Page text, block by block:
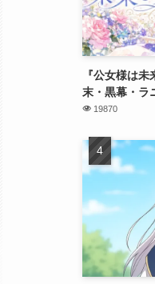
『公女様は
末・黒幕・ラ
19870